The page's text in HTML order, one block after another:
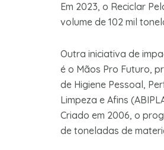
Em 2023, o Reciclar
volume de 102 mil
Outra iniciativa de
é o Mãos Pro Futuro,
de Higiene Pessoal,
Limpeza e Afins
Criado em 2006, o
de toneladas de